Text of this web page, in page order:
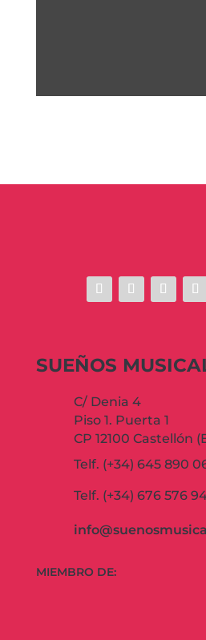
SUEÑOS
C/ Denia 4
Piso 1. Puerta 1
CP 12100 Castellón
Telf. (+34) 645 890
Telf. (+34) 676 576
MIEMBRO DE: